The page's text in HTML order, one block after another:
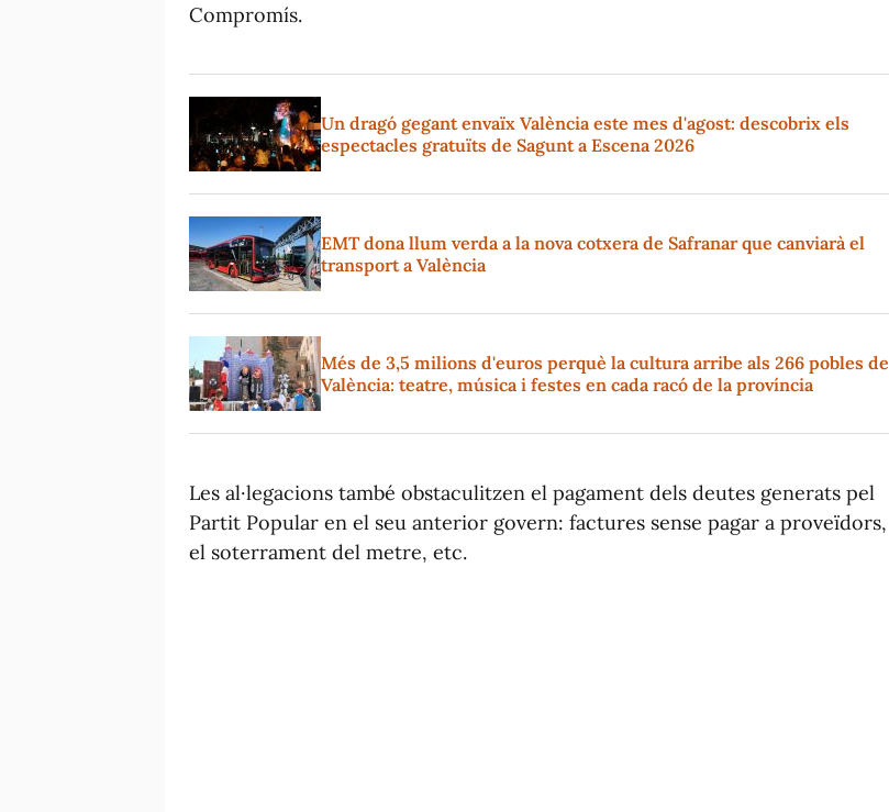
Compromís.
Un dragó gegant envaïx València este mes d'agost: descobrix els
espectacles gratuïts de Sagunt a Escena 2026
EMT dona llum verda a la nova cotxera de Safranar que canviarà el
transport a València
Més de 3,5 milions d'euros perquè la cultura arribe als 266 pobles de
València: teatre, música i festes en cada racó de la província
Les al·legacions també obstaculitzen el pagament dels deutes generats pel
Partit Popular en el seu anterior govern: factures sense pagar a proveïdors,
el soterrament del metre, etc.